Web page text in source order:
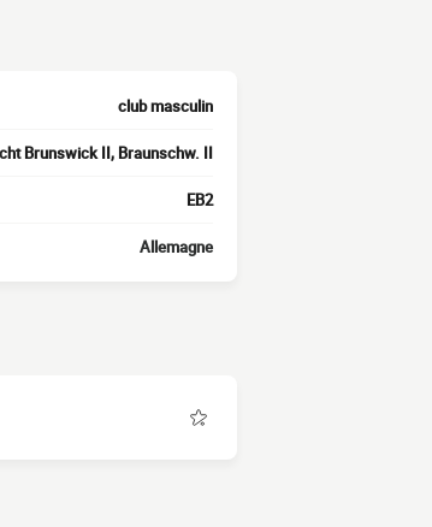
club masculin
Brunswick II, Braunschw. II
EB2
Allemagne